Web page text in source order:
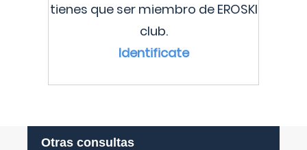
tienes que ser miembro de EROSKI
club.
Identificate
Otras consultas